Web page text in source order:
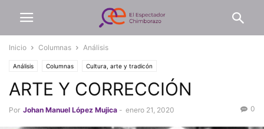
Inicio Columnas Análisis
Análisis Columnas Cultura, arte y tradicón
ARTE Y CORRECCIÓN
Por Johan Manuel López Mujica - enero 21, 2020 0